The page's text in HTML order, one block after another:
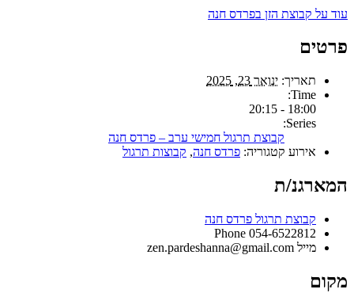
עוד על קבוצת הזן בפרדס חנה
פרטים
תאריך: ינואר 23, 2025
Time:
18:00 - 20:15
Series:
קבוצת תרגול חמישי ערב – פרדס חנה
אירוע קטגוריה: פרדס חנה, קבוצות תרגול
המארגנ/ת
קבוצת תרגול פרדס חנה
Phone 054-6522812
מייל zen.pardeshanna@gmail.com
מקום